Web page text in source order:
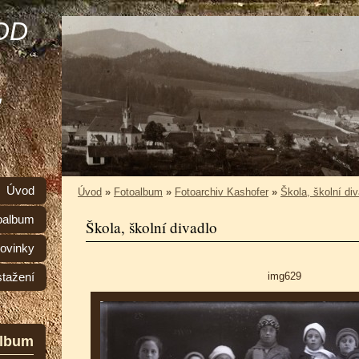
Úvod » Fotoalbum » Fotoarchiv Kashofer » Škola, školní
Škola, školní divadlo
img629
Úvod